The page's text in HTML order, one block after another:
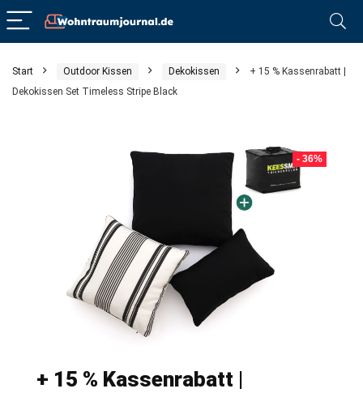
Start Outdoor Kissen Dekokissen
+ 15 % Kassenrabatt |
Dekokissen Set Timeless Stripe Black
- 36%
+ 15 % Kassenrabatt |